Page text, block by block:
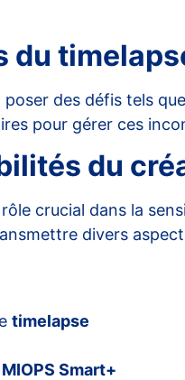
du
des défis tels
pour gérer ces
du
crucial dans la
divers
timelapse
MIOPS Smart+